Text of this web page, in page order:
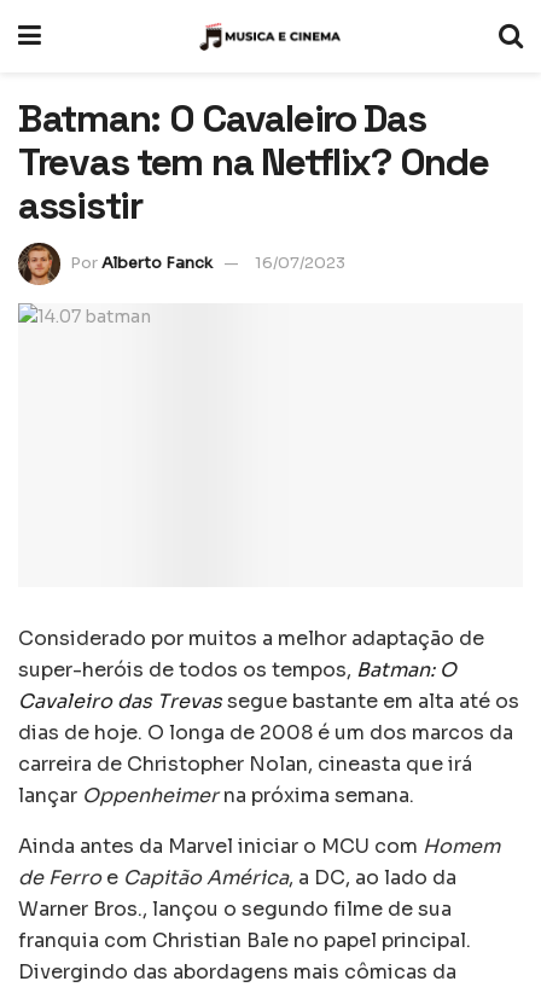
Batman: O Cavaleiro Das
Trevas tem na Netflix? Onde
assistir
PorAlberto Fanck 16/07/2023
Considerado por muitos a melhor adaptação de
super-heróis de todos os tempos, Batman: O
Cavaleiro das Trevassegue bastante em alta até os
dias de hoje. O longa de 2008 é um dos marcos da
carreira de Christopher Nolan, cineasta que irá
lançar Oppenheimerna próxima semana.
Ainda antes da Marvel iniciar o MCU com Homem
de Ferroe Capitão América, a DC, ao lado da
Warner Bros., lançou o segundo filme de sua
franquia com Christian Bale no papel principal.
Divergindo das abordagens mais cômicas da